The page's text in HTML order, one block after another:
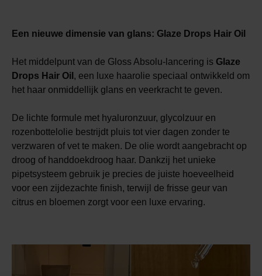
Een nieuwe dimensie van glans: Glaze Drops Hair Oil
Het middelpunt van de Gloss Absolu-lancering is Glaze
Drops Hair Oil , een luxe haarolie speciaal ontwikkeld om
het haar onmiddellijk glans en veerkracht te geven.
De lichte formule met hyaluronzuur, glycolzuur en
rozenbottelolie bestrijdt pluis tot vier dagen zonder te
verzwaren of vet te maken. De olie wordt aangebracht op
droog of handdoekdroog haar. Dankzij het unieke
pipetsysteem gebruik je precies de juiste hoeveelheid
voor een zijdezachte finish, terwijl de frisse geur van
citrus en bloemen zorgt voor een luxe ervaring.